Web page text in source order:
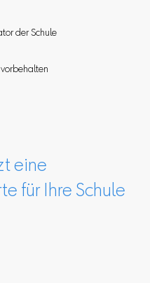
der Schule
eine
für Ihre Schule